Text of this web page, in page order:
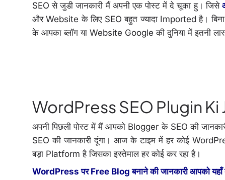
SEO से जुडी जानकारी मैं अपनी एक पोस्ट में दे चूका हु। जिसे
और Website के लिए SEO बहुत ज्यादा Imported है।
के आपका ब्लॉग या Website Google की दुनिया में इतनी
WordPress SEO Plugin Ki
अपनी पिछली पोस्ट में मैं आपको Blogger के SEO की
SEO की जानकारी दूंगा। आज के टाइम में हर कोई
बड़ा Platform है जिसका इस्तेमाल हर कोई कर रहा है।
WordPress पर Free Blog बनाने की जानकारी आपको यहाँ